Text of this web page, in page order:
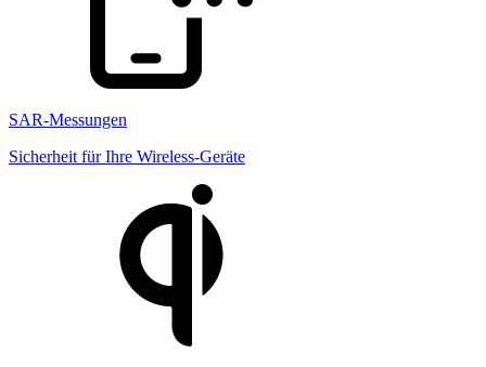
SAR-Messungen
Sicherheit für Ihre Wireless-Geräte